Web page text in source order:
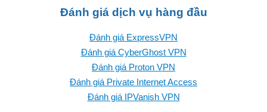
Đánh giá dịch vụ hàng đầu
Đánh giá ExpressVPN
Đánh giá CyberGhost VPN
Đánh giá Proton VPN
Đánh giá Private Internet Access
Đánh giá IPVanish VPN